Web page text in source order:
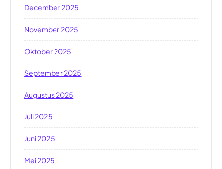
December 2025
November 2025
Oktober 2025
September 2025
Augustus 2025
Juli 2025
Juni 2025
Mei 2025